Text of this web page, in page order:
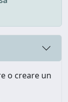
o creare un